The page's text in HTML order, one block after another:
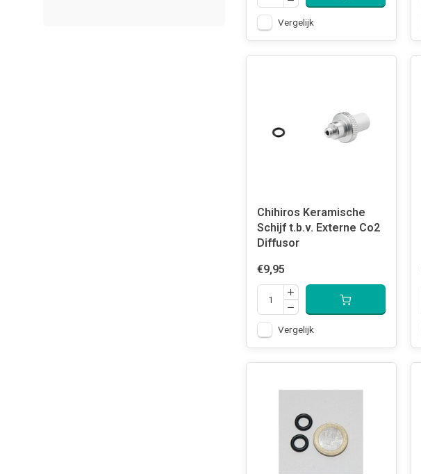
Vergelijk
Chihiros Keramische
Schijf t.b.v. Externe Co2
Diffusor
€9,95
Vergelijk